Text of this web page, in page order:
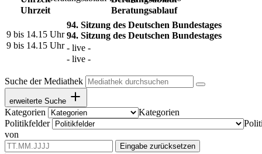
9 bis 14.15 Uhr
94. Sitzung des Deutschen Bundestages
- live -
Uhrzeit
Beratungsablauf
9 bis 14.15 Uhr
94. Sitzung des Deutschen Bundestages
- live -
Suche der Mediathek
erweiterte Suche
Kategorien
Kategorien
Politikfelder
von
Eingabe zurücksetzen